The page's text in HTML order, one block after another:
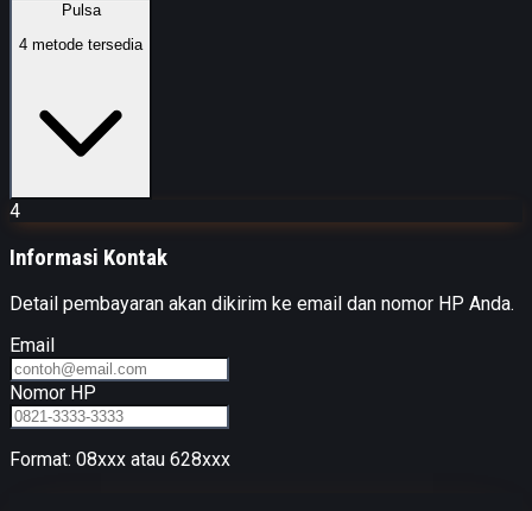
Pulsa
4 metode tersedia
4
Informasi Kontak
Detail pembayaran akan dikirim ke email dan nomor HP Anda.
Email
Nomor HP
Format: 08xxx atau 628xxx